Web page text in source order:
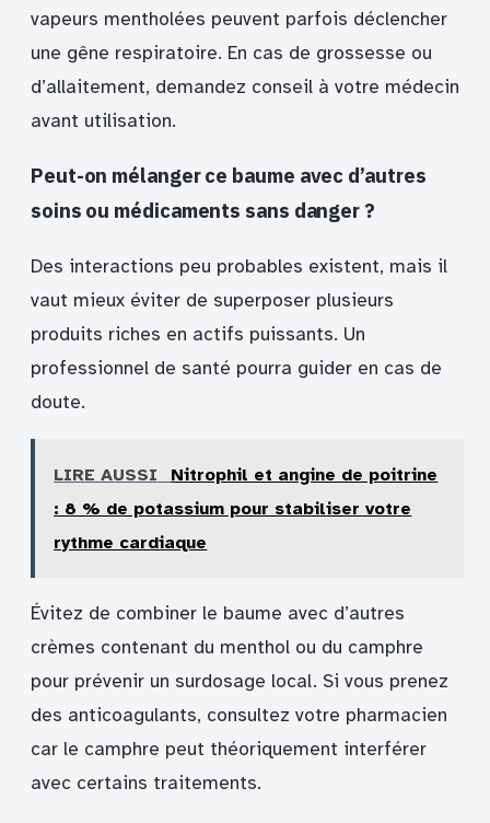
vapeurs mentholées peuvent parfois déclencher
une gêne respiratoire. En cas de grossesse ou
d’allaitement, demandez conseil à votre médecin
avant utilisation.
Peut-on mélanger ce baume avec d’autres
soins ou médicaments sans danger ?
Des interactions peu probables existent, mais il
vaut mieux éviter de superposer plusieurs
produits riches en actifs puissants. Un
professionnel de santé pourra guider en cas de
doute.
LIRE AUSSI
Nitrophil et angine de poitrine
: 8 % de potassium pour stabiliser votre
rythme cardiaque
Évitez de combiner le baume avec d’autres
crèmes contenant du menthol ou du camphre
pour prévenir un surdosage local. Si vous prenez
des anticoagulants, consultez votre pharmacien
car le camphre peut théoriquement interférer
avec certains traitements.